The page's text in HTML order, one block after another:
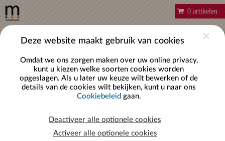
0 artikelen
BEWERK COOKIE-TOESTEMMING
Webshop Middelkerke ("ons", "wij", of "onze") maakt gebruik van
Deze website maakt gebruik van cookies
Omdat we ons zorgen maken over uw online privacy,
kunt u kiezen welke soorten cookies worden
opgeslagen. Als u later uw keuze wilt bewerken of de
details van de cookies wilt bekijken, kunt u naar ons
Cookiebeleid gaan.
Deactiveer alle optionele cookies
Activeer alle optionele cookies